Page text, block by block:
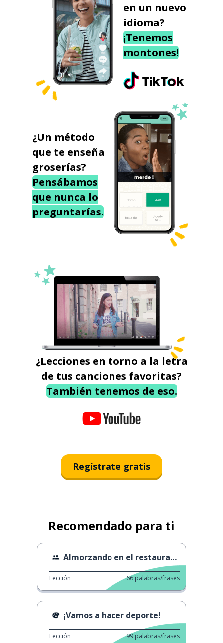
en un nuevo
idioma?
¡Tenemos
montones!
¿Un método
que te enseña
groserías?
Pensábamos
que nunca lo
preguntarías.
¿Lecciones en torno a la letra
de tus canciones favoritas?
También tenemos de eso.
Regístrate gratis
Recomendado para ti
Almorzando en el restaurante.
Lección 66 palabras/frases
¡Vamos a hacer deporte!
Lección 99 palabras/frases